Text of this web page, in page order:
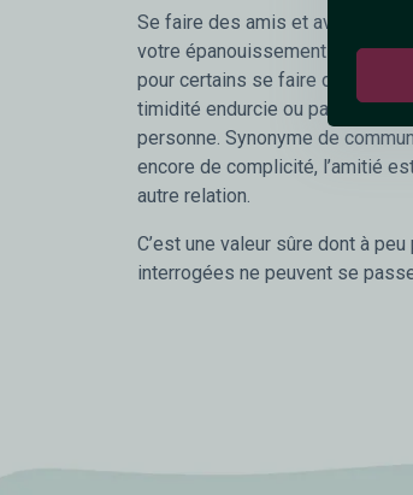
Se faire des amis et avoir un
votre épanouissement et
pour certains se faire des amis
timidité endurcie ou parce que
personne. Synonyme de
encore de complicité, l’amitié
autre relation.
C’est une valeur sûre dont à
interrogées ne peuvent se